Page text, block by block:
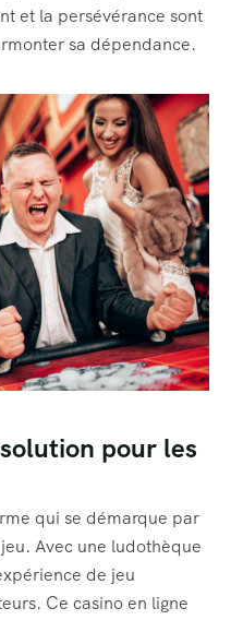
et la persévérance sont
sa dépendance.
pour les
qui se démarque par
Avec une ludothèque
de jeu
Ce casino en ligne